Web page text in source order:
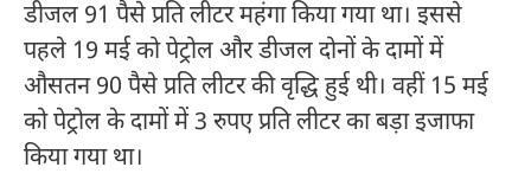
डीजल 91 पैसे प्रति लीटर महंगा किया गया था। इससे
पहले 19 मई को पेट्रोल और डीजल दोनों के दामों में
औसतन 90 पैसे प्रति लीटर की वृद्धि हुई थी। वहीं 15 मई
को पेट्रोल के दामों में 3 रुपए प्रति लीटर का बड़ा इजाफा
किया गया था।